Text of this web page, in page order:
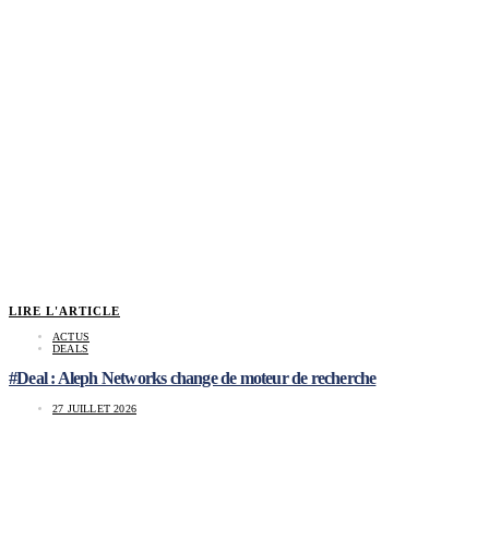
LIRE L'ARTICLE
ACTUS
DEALS
#Deal : Aleph Networks change de moteur de recherche
27 JUILLET 2026